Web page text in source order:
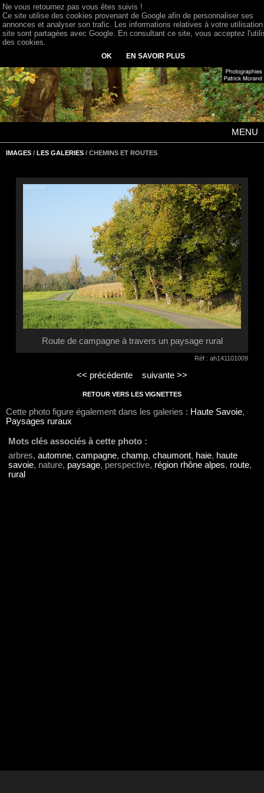
MENU
IMAGES / LES GALERIES / CHEMINS ET ROUTES
Route de campagne à travers un paysage rural
Réf : ah141101009
<< précédente suivante >>
RETOUR VERS LES VIGNETTES
Cette photo figure également dans les galeries : Haute Savoie,
Paysages ruraux
Mots clés associés à cette photo :
arbres, automne, campagne, champ, chaumont, haie, haute
savoie, nature, paysage, perspective, région rhône alpes, route,
rural
Ne vous retournez pas vous êtes suivis !
Ce site utilise des cookies provenant de Google afin de personnaliser ses
annonces et analyser son trafic. Les informations relatives à votre
site sont partagées avec Google. En consultant ce site, vous acceptez
des cookies.
OK EN SAVOIR PLUS